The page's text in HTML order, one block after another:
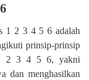
1 2 3 4 5 6 adalah
prinsip-prinsip
1 2 3 4 5 6, yakni
dan menghasilkan